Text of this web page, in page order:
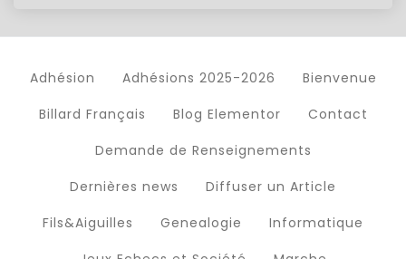
Adhésion Adhésions 2025-2026
Bienvenue
Billard Français
Blog Elementor
Contact
Demande de Renseignements
Dernières news
Diffuser un Article
Fils&Aiguilles
Genealogie
Informatique